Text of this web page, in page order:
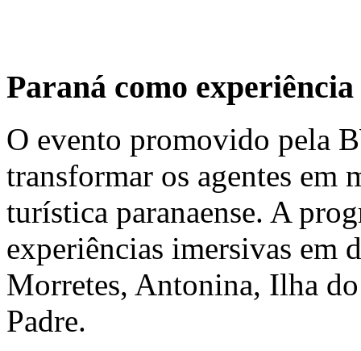
Paraná como
O evento promovido pela
transformar os agentes em
turística paranaense. A
experiências imersivas em
Morretes, Antonina, Ilha
Padre.